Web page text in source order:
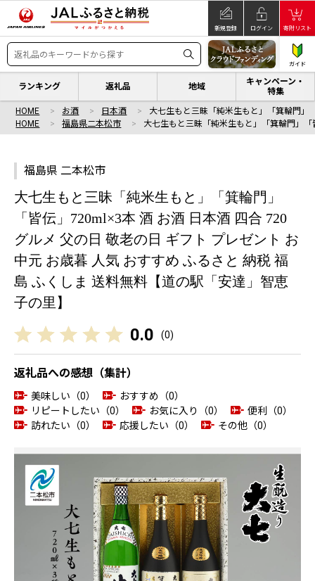
新規登録 ログイン 寄附リスト
ガイド
ランキング 返礼品 地域
キャンペーン・
特集
HOME お酒 日本酒
大七生もと三昧「純米生もと」「箕輪門」
HOME
福島県二本松市 大七生もと三昧「純米生もと」「箕輪門」
福島県 二本松市
大七生もと三昧「純米生もと」「箕輪門」
「皆伝」720ml×3本 酒 お酒 日本酒 四合 720
グルメ 父の日 敬老の日 ギフト プレゼント お
中元 お歳暮 人気 おすすめ ふるさと 納税 福
島 ふくしま 送料無料【道の駅「安達」智恵
子の里】
0.0 (0)
返礼品への感想（集計）
美味しい（0）
おすすめ（0）
リピートしたい（0）
お気に入り（0）
便利（0）
訪れたい（0）
応援したい（0） その他（0）